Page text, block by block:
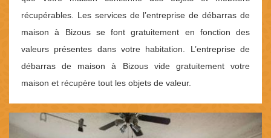
récupérables. Les services de l’entreprise de débarras de
maison à Bizous se font gratuitement en fonction des
valeurs présentes dans votre habitation. L’entreprise de
débarras de maison à Bizous vide gratuitement votre
maison et récupère tout les objets de valeur.